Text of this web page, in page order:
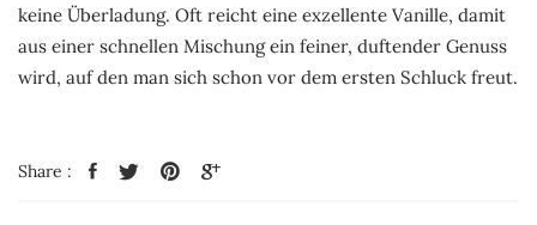
keine Überladung. Oft reicht eine exzellente Vanille, damit
aus einer schnellen Mischung ein feiner, duftender Genuss
wird, auf den man sich schon vor dem ersten Schluck freut.
Share :